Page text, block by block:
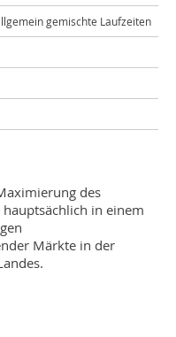
gemischte Laufzeiten
des
in einem
Märkte in der